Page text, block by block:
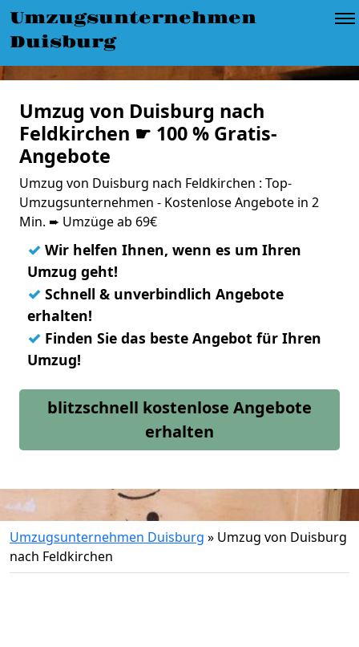
Umzugsunternehmen
Duisburg
Umzug von Duisburg nach
Feldkirchen ☛ 100 % Gratis-
Angebote
Umzug von Duisburg nach Feldkirchen : Top-
Umzugsunternehmen - Kostenlose Angebote in 2
Min. ➨ Umzüge ab 69€
✓ Wir helfen Ihnen, wenn es um Ihren
Umzug geht!
✓ Schnell & unverbindlich Angebote
erhalten!
✓ Finden Sie das beste Angebot für Ihren
Umzug!
blitzschnell kostenlose Angebote
erhalten
Umzugsunternehmen Duisburg » Umzug von Duisburg
nach Feldkirchen